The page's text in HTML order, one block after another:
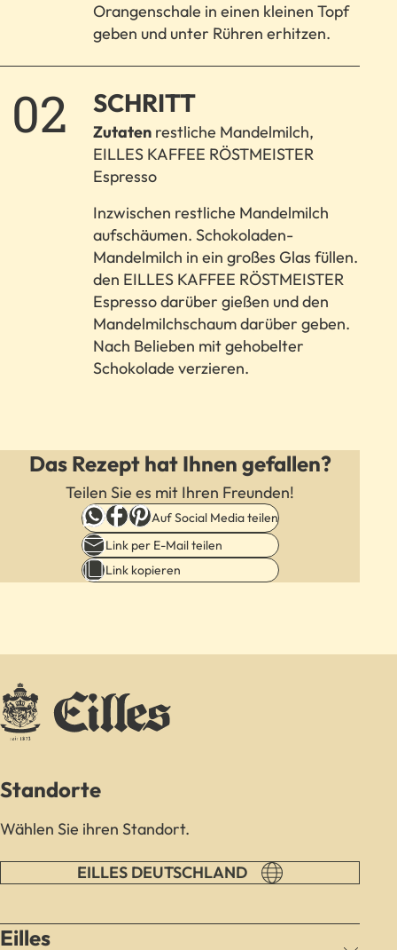
Orangenschale in einen kleinen Topf
geben und unter Rühren erhitzen.
2.
SCHRITT
Zutaten restliche Mandelmilch,
EILLES KAFFEE RÖSTMEISTER
Espresso
​Inzwischen restliche Mandelmilch
aufschäumen. Schokoladen-
Mandelmilch in ein großes Glas füllen.
den EILLES KAFFEE RÖSTMEISTER
Espresso darüber gießen und den
Mandelmilchschaum darüber geben.
Nach Belieben mit gehobelter
Schokolade verzieren.
Das Rezept hat Ihnen gefallen?
Teilen Sie es mit Ihren Freunden!
Auf Social Media teilen
Link per E-Mail teilen
Link kopieren
Standorte
Wählen Sie ihren Standort.
EILLES DEUTSCHLAND
Eilles